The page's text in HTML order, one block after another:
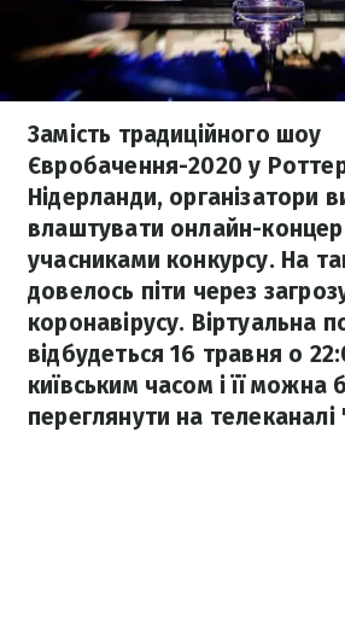
Замість традиційного шоу
Євробачення-2020 у
Нідерланди, організатори
влаштувати онлайн-
учасниками конкурсу. На
довелось піти через
коронавірусу. Віртуальна
відбудеться 16 травня о
київським часом і її можна
переглянути на